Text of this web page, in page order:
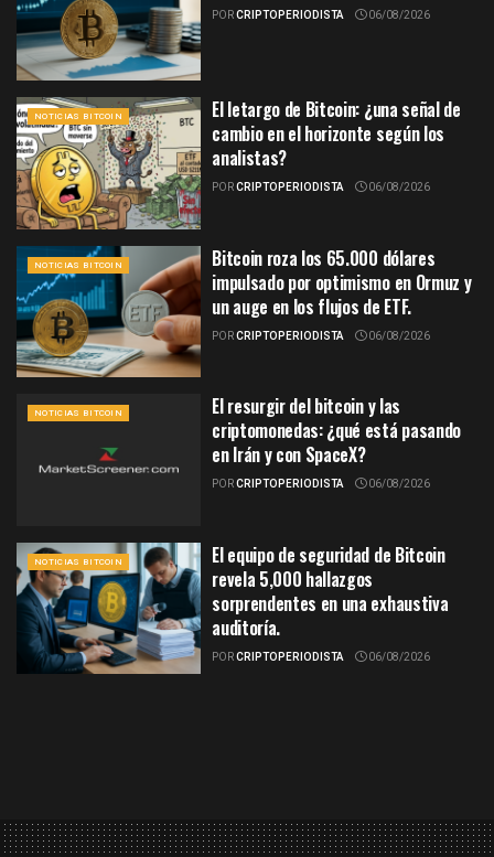
PORCRIPTOPERIODISTA 06/08/2026
NOTICIAS BITCOIN
El letargo de Bitcoin: ¿una señal de
cambio en el horizonte según los
analistas?
PORCRIPTOPERIODISTA 06/08/2026
NOTICIAS BITCOIN
Bitcoin roza los 65.000 dólares
impulsado por optimismo en Ormuz y
un auge en los flujos de ETF.
PORCRIPTOPERIODISTA 06/08/2026
NOTICIAS BITCOIN
El resurgir del bitcoin y las
criptomonedas: ¿qué está pasando
en Irán y con SpaceX?
PORCRIPTOPERIODISTA 06/08/2026
NOTICIAS BITCOIN
El equipo de seguridad de Bitcoin
revela 5,000 hallazgos
sorprendentes en una exhaustiva
auditoría.
PORCRIPTOPERIODISTA 06/08/2026